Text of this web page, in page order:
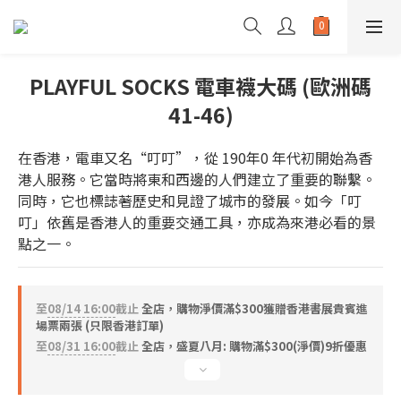
PLAYFUL SOCKS 電車襪大碼 (歐洲碼
41-46)
在香港，電車又名“叮叮”，從 190年0 年代初開始為香
港人服務。它當時將東和西邊的人們建立了重要的聯繫。
同時，它也標誌著歷史和見證了城市的發展。如今「叮
叮」依舊是香港人的重要交通工具，亦成為來港必看的景
點之一。
至08/14 16:00截止全店，購物淨價滿$300獲贈香港書展貴賓進
場票兩張 (只限香港訂單)
至08/31 16:00截止全店，盛夏八月: 購物滿$300(淨價)9折優惠